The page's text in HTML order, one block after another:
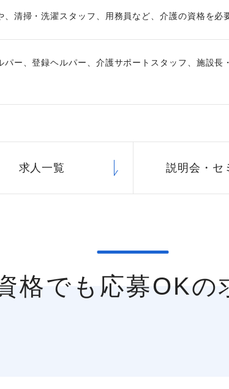
、清掃・洗濯スタッフ、用務員など、介護の資格を必
パー、登録ヘルパー、介護サポートスタッフ、施設
求人一覧 説明会・ セ
資格でも応募OK